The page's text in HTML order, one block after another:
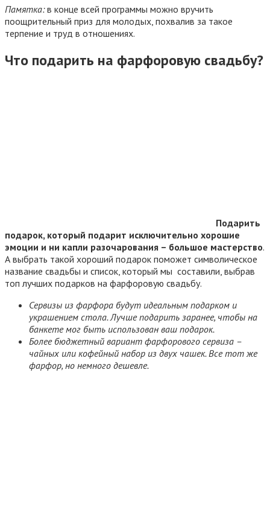
Памятка:в конце всей программы можно вручить
поощрительный приз для молодых, похвалив за такое
терпение и труд в отношениях.
Что подарить на фарфоровую свадьбу?
Подарить
подарок, который подарит исключительно хорошие
эмоции и ни капли разочарования – большое мастерство.
А выбрать такой хороший подарок поможет символическое
название свадьбы и список, который мы составили, выбрав
топ лучших подарков на фарфоровую свадьбу.
Сервизы из фарфора будут идеальным подарком и
украшением стола. Лучше подарить заранее, чтобы на
банкете мог быть использован ваш подарок.
Более бюджетный вариант фарфорового сервиза –
чайных или кофейный набор из двух чашек. Все тот же
фарфор, но немного дешевле.